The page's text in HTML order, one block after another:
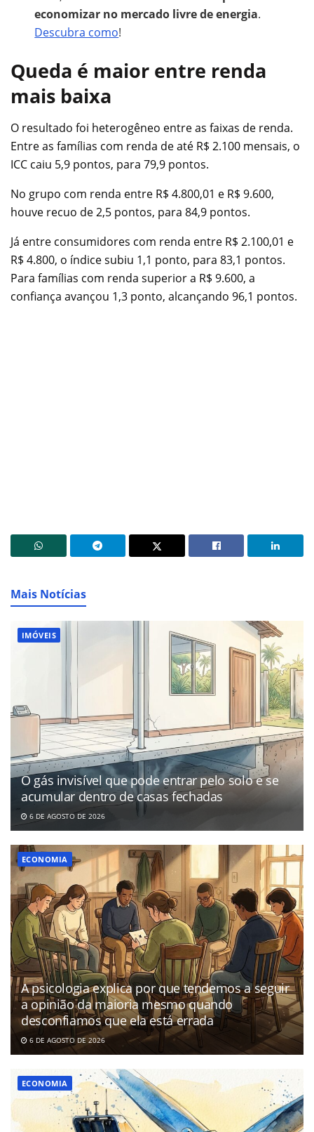
economizar no mercado livre de energia.
Descubra como!
Queda é maior entre renda
mais baixa
O resultado foi heterogêneo entre as faixas de renda.
Entre as famílias com renda de até R$ 2.100 mensais, o
ICC caiu 5,9 pontos, para 79,9 pontos.
No grupo com renda entre R$ 4.800,01 e R$ 9.600,
houve recuo de 2,5 pontos, para 84,9 pontos.
Já entre consumidores com renda entre R$ 2.100,01 e
R$ 4.800, o índice subiu 1,1 ponto, para 83,1 pontos.
Para famílias com renda superior a R$ 9.600, a
confiança avançou 1,3 ponto, alcançando 96,1 pontos.
Mais Notícias
IMÓVEIS
O gás invisível que pode entrar pelo solo e se
acumular dentro de casas fechadas
6 DE AGOSTO DE 2026
ECONOMIA
A psicologia explica por que tendemos a seguir
a opinião da maioria mesmo quando
desconfiamos que ela está errada
6 DE AGOSTO DE 2026
ECONOMIA